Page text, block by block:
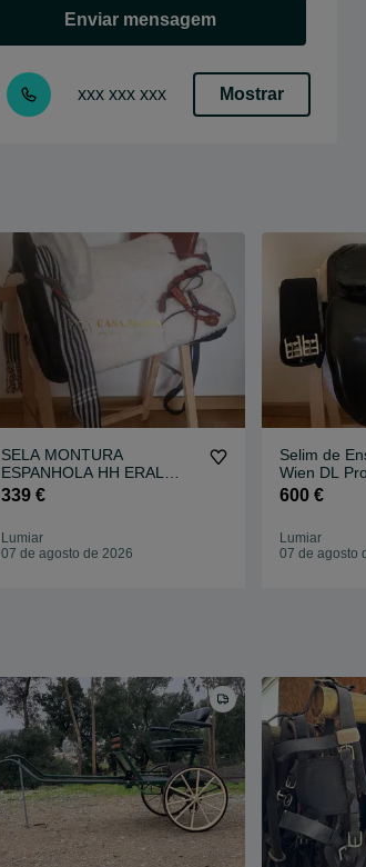
Enviar mensagem
xxx xxx xxx Mostrar
SELA MONTURA
ESPANHOLA HH ERAL
MISTA (EQUIPAMENTO
339 €
Lumiar
07 de agosto de 2026
Selim de
Wien DL
600 €
Lumiar
07 de agosto